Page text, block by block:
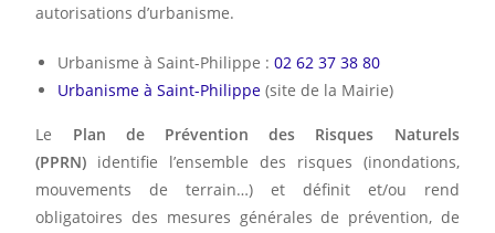
autorisations d’urbanisme.
Urbanisme à Saint-Philippe :02 62 37 38 80
Urbanisme à Saint-Philippe (site de la Mairie)
Le Plan de Prévention des Risques Naturels
(PPRN) identifie l’ensemble des risques (inondations,
mouvements de terrain…) et définit et/ou rend
obligatoires des mesures générales de prévention, de